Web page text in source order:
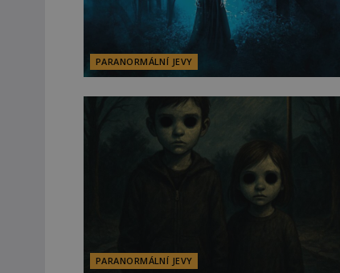
PARANORMÁLNÍ JEVY
PARANORMÁLNÍ JEVY